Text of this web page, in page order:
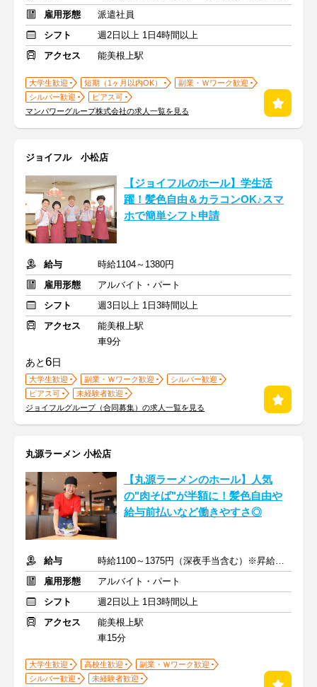
雇用形態
派遣社員
シフト
週2日以上 1日4時間以上
アクセス
能美根上駅
大学生歓迎 短期（1ヶ月以内OK）
副業・Ｗワーク歓迎
シルバー歓迎
ピアス可
マンパワーグループ株式会社の求人一覧を見る
ジョイフル 小松店
【ジョイフルのホール】学生活
躍！髪色自由＆カラコンOK♪スマ
ホで簡単シフト申請
給与
時給1104～1380円
雇用形態
アルバイト・パート
シフト
週3日以上 1日3時間以上
アクセス
能美根上駅
車9分
あと6日
大学生歓迎 副業・Ｗワーク歓迎
シルバー歓迎
ピアス可
未経験者歓迎
ジョイフルグループ（合同募集）の求人一覧を見る
丸源ラーメン 小松店
【丸源ラーメンのホール】人気
の"肉そば"が半額に！髪色自由や
給与前払いなど働きやすさ◎
給与
時給1100～1375円（深夜手当含む）※昇給は随時あり
雇用形態
アルバイト・パート
シフト
週2日以上 1日3時間以上
アクセス
能美根上駅
車15分
大学生歓迎 高校生歓迎
副業・Ｗワーク歓迎
シルバー歓迎
未経験者歓迎